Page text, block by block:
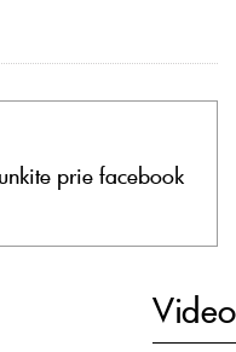
prie facebook
Video